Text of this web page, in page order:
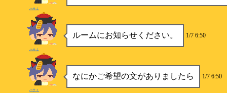
ハサミ
ルームにお知らせください。 1/7 6:50
ハサミ
なにかご希望の文がありましたら 1/7 6:50
ハサミ